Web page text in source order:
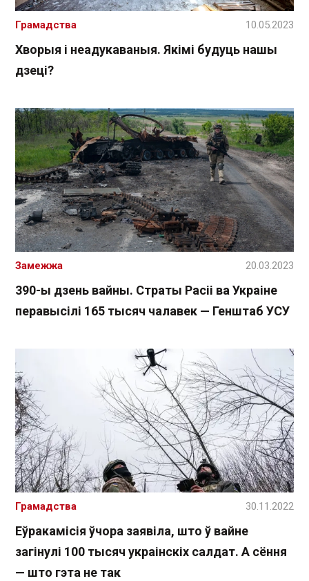
Хворыя і неадукаваныя. Якімі будуць нашы
дзеці?
Грамадства 10.05.2023
390-ы дзень вайны. Страты Расіі ва Украіне
перавысілі 165 тысяч чалавек — Генштаб УСУ
Замежжа 20.03.2023
Еўракамісія ўчора заявіла, што ў вайне
загінулі 100 тысяч украінскіх салдат. А сёння
— што гэта не так
Грамадства 30.11.2022